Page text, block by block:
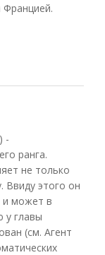
Францией.
-
ранга.
не только
Ввиду этого он
и может в
у главы
(см. Агент